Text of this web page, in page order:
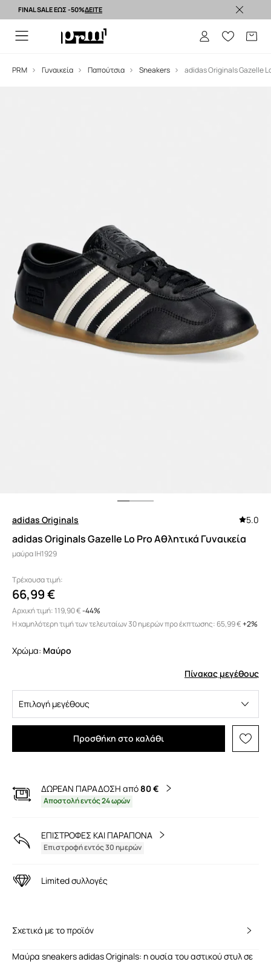
FINAL SALE ΕΩΣ -50%ΔΕΙΤΕ
PRM Γυναικεία Παπούτσια Sneakers
adidas Originals 5.0
adidas Originals Gazelle Lo Pro Αθλητικά Γυναικεία
μαύρα IH1929
Τρέχουσα τιμή:
66,99 €
Αρχική τιμή:119,90 €-44%
Η χαμηλότερη τιμή των τελευταίων 30 ημερών προ έκπτωσης: 65,99 € +2%
Χρώμα:
μαύρο
Πίνακας μεγέθους
Επιλογή μεγέθους
Προσθήκη στο καλάθι
ΔΩΡΕΑΝ ΠΑΡΑΔΟΣΗ από80 €
Αποστολή εντός 24 ωρών
ΕΠΙΣΤΡΟΦΕΣ ΚΑΙ ΠΑΡΑΠΟΝΑ
Επιστροφή εντός 30 ημερών
Limited συλλογές
Σχετικά με το προϊόν
Μαύρα sneakers adidas Originals: η ουσία του αστικού στυλ σε